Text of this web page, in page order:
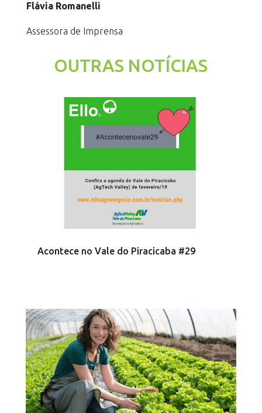
Flávia Romanelli
Assessora de Imprensa
OUTRAS NOTÍCIAS
Acontece no Vale do Piracicaba #29